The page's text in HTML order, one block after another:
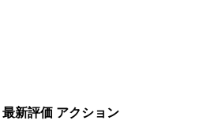
最新評価 アクション